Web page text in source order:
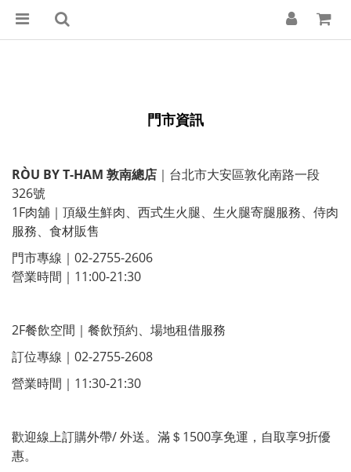
門市資訊
RÒU BY T-HAM 敦南總店 ｜台北市大安區敦化南路一段
326號
1F肉舖｜頂級生鮮肉、西式生火腿、生火腿寄腿服務、侍肉
服務、食材販售
門市專線｜02-2755-2606
營業時間｜11:00-21:30
2F餐飲空間｜餐飲預約、場地租借服務
訂位專線｜02-2755-2608
營業時間｜11:30-21:30
歡迎線上訂購外帶/ 外送。滿＄1500享免運，自取享9折優
惠。